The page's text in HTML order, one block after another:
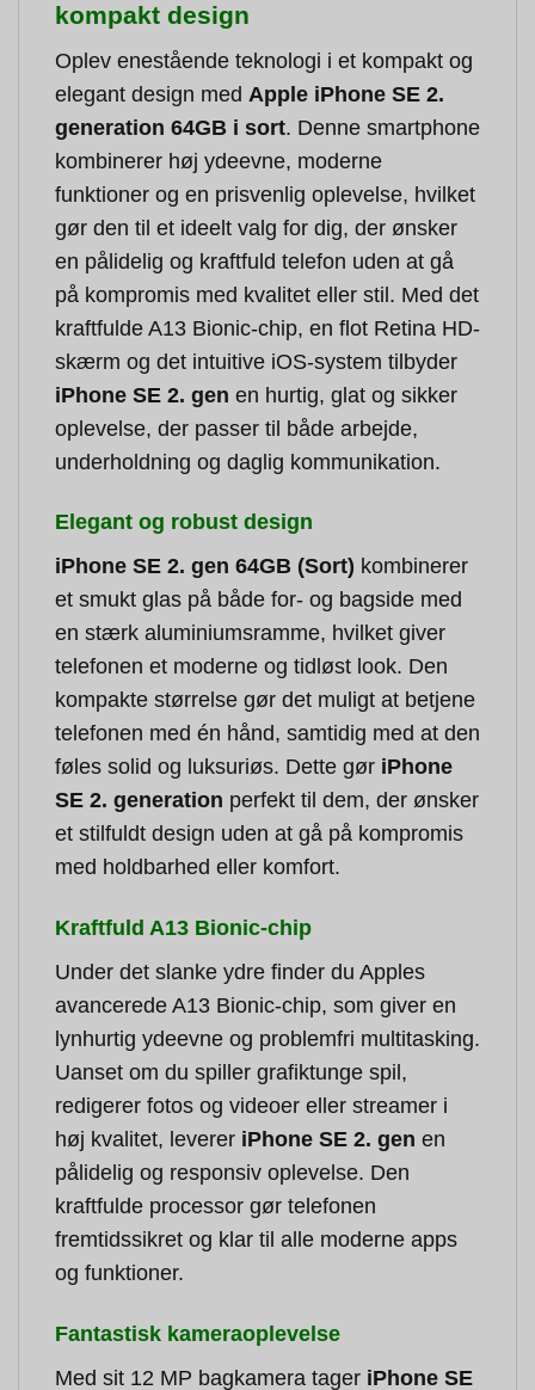
kompakt design
Oplev enestående teknologi i et kompakt og
elegant design med Apple iPhone SE 2.
generation 64GB i sort. Denne smartphone
kombinerer høj ydeevne, moderne
funktioner og en prisvenlig oplevelse, hvilket
gør den til et ideelt valg for dig, der ønsker
en pålidelig og kraftfuld telefon uden at gå
på kompromis med kvalitet eller stil. Med det
kraftfulde A13 Bionic-chip, en flot Retina HD-
skærm og det intuitive iOS-system tilbyder
iPhone SE 2. gen en hurtig, glat og sikker
oplevelse, der passer til både arbejde,
underholdning og daglig kommunikation.
Elegant og robust design
iPhone SE 2. gen 64GB (Sort) kombinerer
et smukt glas på både for- og bagside med
en stærk aluminiumsramme, hvilket giver
telefonen et moderne og tidløst look. Den
kompakte størrelse gør det muligt at betjene
telefonen med én hånd, samtidig med at den
føles solid og luksuriøs. Dette gør iPhone
SE 2. generation perfekt til dem, der ønsker
et stilfuldt design uden at gå på kompromis
med holdbarhed eller komfort.
Kraftfuld A13 Bionic-chip
Under det slanke ydre finder du Apples
avancerede A13 Bionic-chip, som giver en
lynhurtig ydeevne og problemfri multitasking.
Uanset om du spiller grafiktunge spil,
redigerer fotos og videoer eller streamer i
høj kvalitet, leverer iPhone SE 2. gen en
pålidelig og responsiv oplevelse. Den
kraftfulde processor gør telefonen
fremtidssikret og klar til alle moderne apps
og funktioner.
Fantastisk kameraoplevelse
Med sit 12 MP bagkamera tager iPhone SE